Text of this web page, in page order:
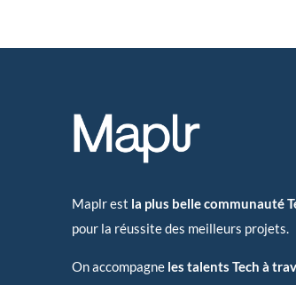
Maplr est la plus belle communauté
pour la réussite des meilleurs projets.
On accompagne les talents Tech à